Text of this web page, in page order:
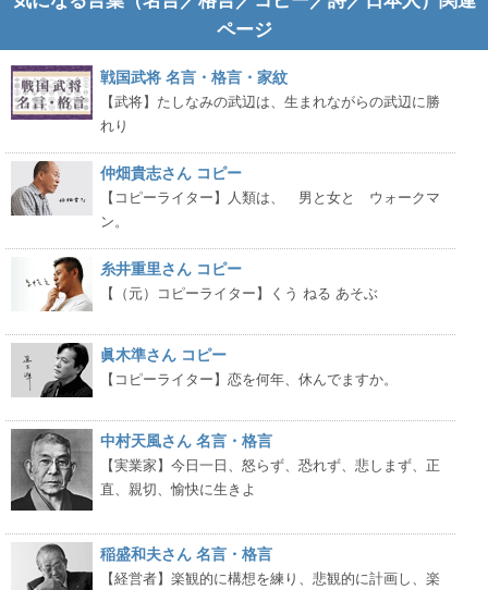
ページ
戦国武将 名言・格言・家紋
【武将】たしなみの武辺は、生まれながらの武辺に勝
れり
仲畑貴志さん コピー
【コピーライター】人類は、 男と女と ウォークマ
ン。
糸井重里さん コピー
【（元）コピーライター】くう ねる あそぶ
眞木準さん コピー
【コピーライター】恋を何年、休んでますか。
中村天風さん 名言・格言
【実業家】今日一日、怒らず、恐れず、悲しまず、正
直、親切、愉快に生きよ
稲盛和夫さん 名言・格言
【経営者】楽観的に構想を練り、悲観的に計画し、楽